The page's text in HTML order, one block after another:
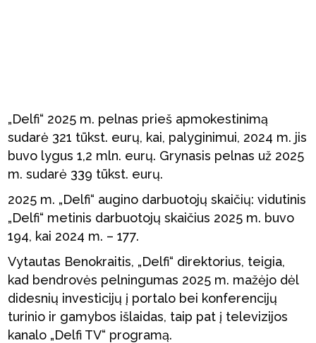
„Delfi“ 2025 m. pelnas prieš apmokestinimą
sudarė 321 tūkst. eurų, kai, palyginimui, 2024 m. jis
buvo lygus 1,2 mln. eurų. Grynasis pelnas už 2025
m. sudarė 339 tūkst. eurų.
2025 m. „Delfi“ augino darbuotojų skaičių: vidutinis
„Delfi“ metinis darbuotojų skaičius 2025 m. buvo
194, kai 2024 m. – 177.
Vytautas Benokraitis, „Delfi“ direktorius, teigia,
kad bendrovės pelningumas 2025 m. mažėjo dėl
didesnių investicijų į portalo bei konferencijų
turinio ir gamybos išlaidas, taip pat į televizijos
kanalo „Delfi TV“ programą.